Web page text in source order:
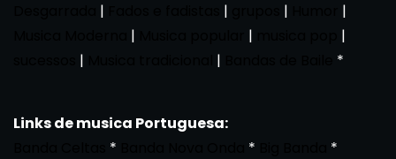
| | |
|
| |
|
| | *
Links de musica Portuguesa:
* *
*